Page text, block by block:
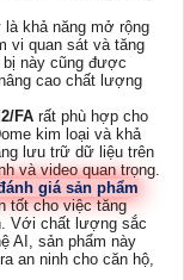
khả năng mở rộng
vi quan sát và tăng
này cũng được
cao chất lượng
FA rất phù hợp cho
kim loại và khả
lưu trữ dữ liệu trên
và video quan trọng.
giá sản phẩm
tốt cho việc tăng
Với chất lượng sắc
AI, sản phẩm này
an ninh cho căn hộ,